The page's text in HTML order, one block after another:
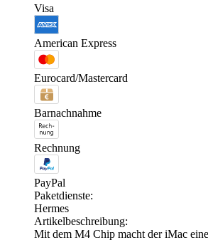
Visa
American Express
Eurocard/Mastercard
Barnachnahme
Rechnung
PayPal
Paketdienste:
Hermes
Artikelbeschreibung:
Mit dem M4 Chip macht der iMac